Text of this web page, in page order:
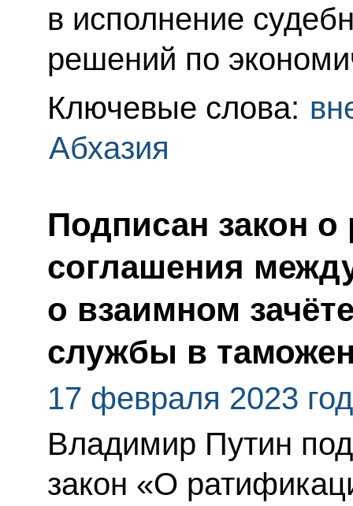
в исполнение
решений по
Ключевые слова:
Абхазия
Подписан закон
соглашения
о взаимном
службы в
17 февраля 2023
Владимир Путин
закон «О